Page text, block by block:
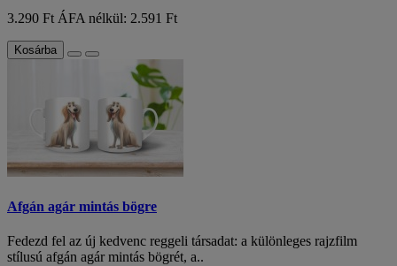
3.290 Ft ÁFA nélkül: 2.591 Ft
Kosárba
Afgán agár mintás bögre
Fedezd fel az új kedvenc reggeli társadat: a különleges rajzfilm
stílusú afgán agár mintás bögrét, a..